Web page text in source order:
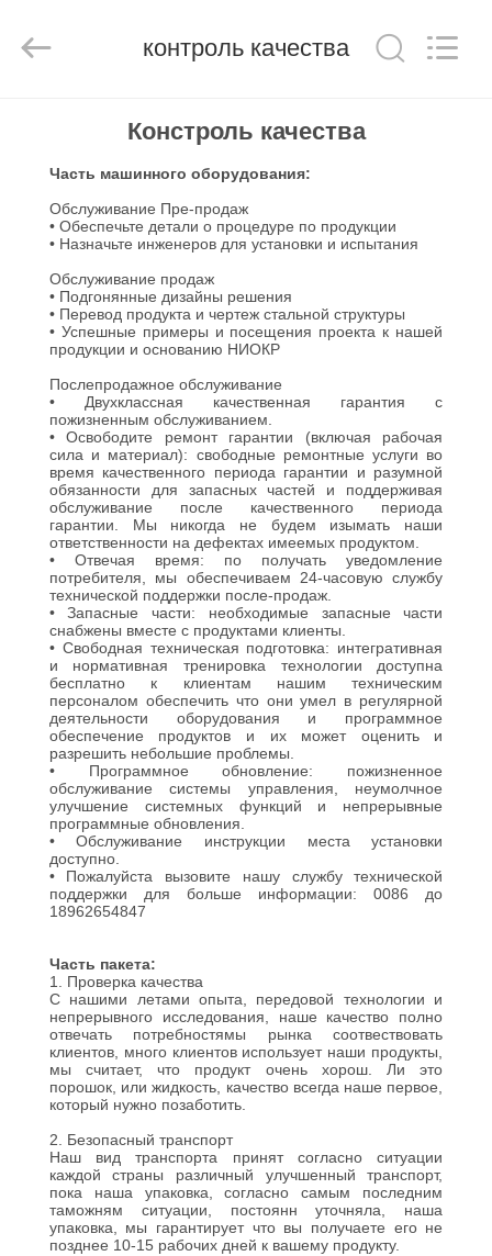
ПРОДУКТЫ
РОЛИКИ
ШОУ
НАС
ПУТЕШЕСТВИЕ
ФАБРИКИ
ПРОВЕРКА
КАЧЕСТВА
СВЯЖИТЕСЬ
МЫ
НОВОСТИ
СЛУЧАИ
КАРТА
САЙТА
PRIVACY
POLICY
Rights
Reserved.
контроль качества
Констроль качества
Часть машинного оборудования:
Обслуживание Пре-продаж
• Обеспечьте детали о процедуре по продукции
• Назначьте инженеров для установки и испытания
Обслуживание продаж
• Подгонянные дизайны решения
• Перевод продукта и чертеж стальной структуры
• Успешные примеры и посещения проекта к нашей
продукции и основанию НИОКР
Послепродажное обслуживание
• Двухклассная качественная гарантия с
пожизненным обслуживанием.
• Освободите ремонт гарантии (включая рабочая
сила и материал): свободные ремонтные услуги во
время качественного периода гарантии и разумной
обязанности для запасных частей и поддерживая
обслуживание после качественного периода
гарантии. Мы никогда не будем изымать наши
ответственности на дефектах имеемых продуктом.
• Отвечая время: по получать уведомление
потребителя, мы обеспечиваем 24-часовую службу
технической поддержки после-продаж.
• Запасные части: необходимые запасные части
снабжены вместе с продуктами клиенты.
• Свободная техническая подготовка: интегративная
и нормативная тренировка технологии доступна
бесплатно к клиентам нашим техническим
персоналом обеспечить что они умел в регулярной
деятельности оборудования и программное
обеспечение продуктов и их может оценить и
разрешить небольшие проблемы.
• Программное обновление: пожизненное
обслуживание системы управления, неумолчное
улучшение системных функций и непрерывные
программные обновления.
• Обслуживание инструкции места установки
доступно.
• Пожалуйста вызовите нашу службу технической
поддержки для больше информации: 0086 до
18962654847
Часть пакета:
1. Проверка качества
С нашими летами опыта, передовой технологии и
непрерывного исследования, наше качество полно
отвечать потребностямы рынка соотвествовать
клиентов, много клиентов использует наши продукты,
мы считает, что продукт очень хорош. Ли это
порошок, или жидкость, качество всегда наше первое,
который нужно позаботить.
2. Безопасный транспорт
Наш вид транспорта принят согласно ситуации
каждой страны различный улучшенный транспорт,
пока наша упаковка, согласно самым последним
таможням ситуации, постоянн уточняла, наша
упаковка, мы гарантирует что вы получаете его не
позднее 10-15 рабочих дней к вашему продукту.